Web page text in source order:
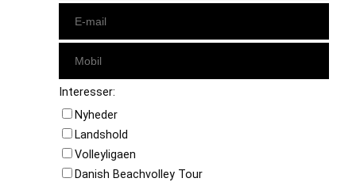
Interesser:
Nyheder
Landshold
Volleyligaen
Danish Beachvolley Tour